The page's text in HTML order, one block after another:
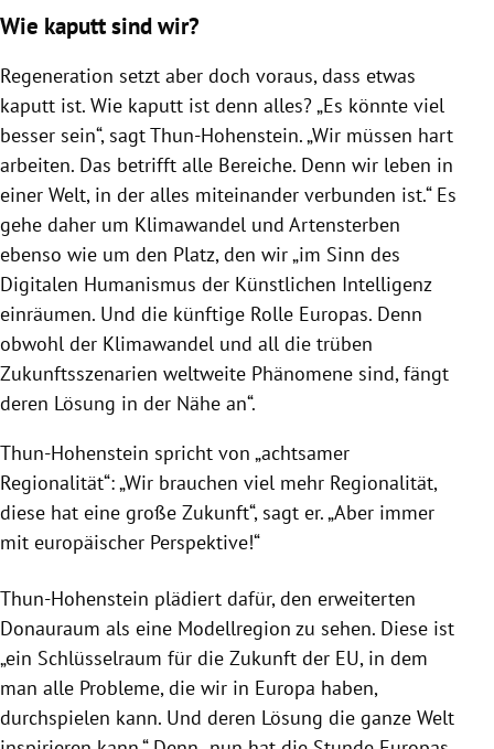
Wie kaputt sind wir?
Regeneration setzt aber doch voraus, dass etwas
kaputt ist. Wie kaputt ist denn alles? „Es könnte viel
besser sein“, sagt Thun-Hohenstein. „Wir müssen hart
arbeiten. Das betrifft alle Bereiche. Denn wir leben in
einer Welt, in der alles miteinander verbunden ist.“ Es
gehe daher um Klimawandel und Artensterben
ebenso wie um den Platz, den wir „im Sinn des
Digitalen Humanismus der Künstlichen Intelligenz
einräumen. Und die künftige Rolle Europas. Denn
obwohl der Klimawandel und all die trüben
Zukunftsszenarien weltweite Phänomene sind, fängt
deren Lösung in der Nähe an“.
Thun-Hohenstein spricht von „achtsamer
Regionalität“: „Wir brauchen viel mehr Regionalität,
diese hat eine große Zukunft“, sagt er. „Aber immer
mit europäischer Perspektive!“
Thun-Hohenstein plädiert dafür, den erweiterten
Donauraum als eine Modellregion zu sehen. Diese ist
„ein Schlüsselraum für die Zukunft der EU, in dem
man alle Probleme, die wir in Europa haben,
durchspielen kann. Und deren Lösung die ganze Welt